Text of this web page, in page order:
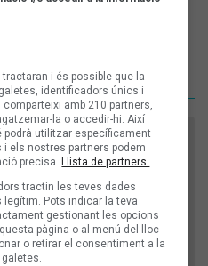
Les Buch o Intana, entre les
Fetitxe 13 amb Bittah i Toni
setmanai és possible que la
identificadors únics i
amb 210 partners,
la o accedir-hi. Així
podrà utilitzar específicament
els nostres partners podem
precisa.Llista de partners.
tractin les teves dades
Pots indicar la teva
gestionant les opcions
pàgina o al menú del lloc
o retirar el consentiment a la